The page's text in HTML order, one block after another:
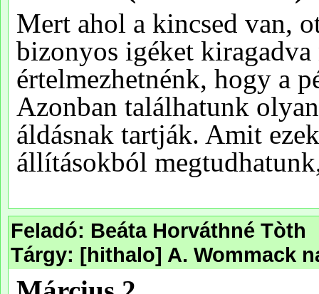
Feladó: Beáta Horváthné Tòth
Tárgy: [hithalo] A. Wommack